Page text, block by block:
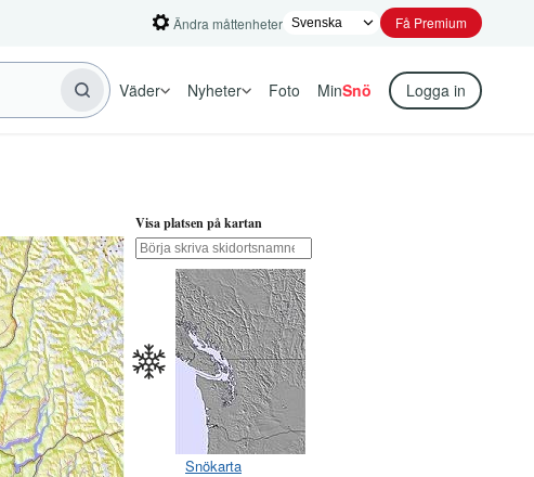
Ändra måttenheter Få Premium
Väder Nyheter Foto MinSnö Logga in
Visa platsen på kartan
Snökarta